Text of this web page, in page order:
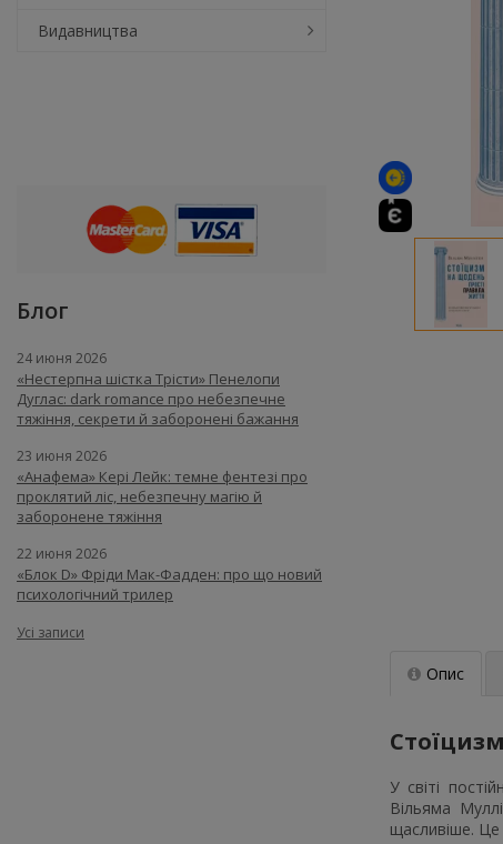
Опис
У світі
Вільяма
щасливіше. Це
Видавництва
Блог
24 июня 2026
«Нестерпна шістка Трісти» Пенелопи
Дуглас: dark romance про небезпечне
тяжіння, секрети й заборонені бажання
23 июня 2026
«Анафема» Кері Лейк: темне фентезі про
проклятий ліс, небезпечну магію й
заборонене тяжіння
22 июня 2026
«Блок D» Фріди Мак-Фадден: про що новий
психологічний трилер
Усі записи